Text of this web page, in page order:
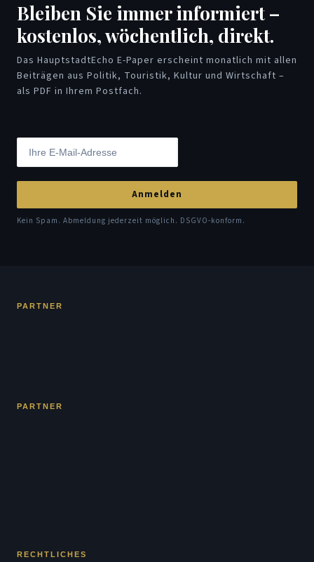
Bleiben Sie immer informiert –
kostenlos, wöchentlich, direkt.
Das HauptstadtEcho E-Paper erscheint monatlich mit allen
Beiträgen aus Politik, Touristik, Kultur und Wirtschaft –
als PDF in Ihrem Postfach.
Anmelden
Kein Spam. Abmeldung jederzeit möglich. DSGVO-konform.
PARTNER
PARTNER
RECHTLICHES